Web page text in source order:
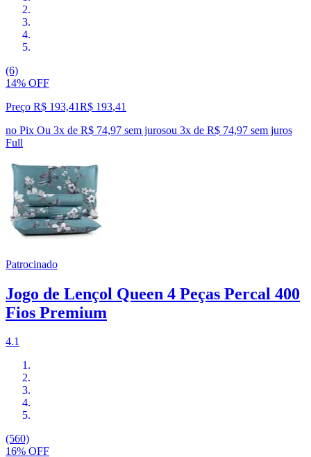
(6)
14% OFF
Preço R$ 193,41R$ 193,41
no Pix Ou 3x de R$ 74,97 sem jurosou 3x de R$ 74,97 sem juros
Full
Patrocinado
Jogo de Lençol Queen 4 Peças Percal 400
Fios Premium
4.1
(560)
16% OFF